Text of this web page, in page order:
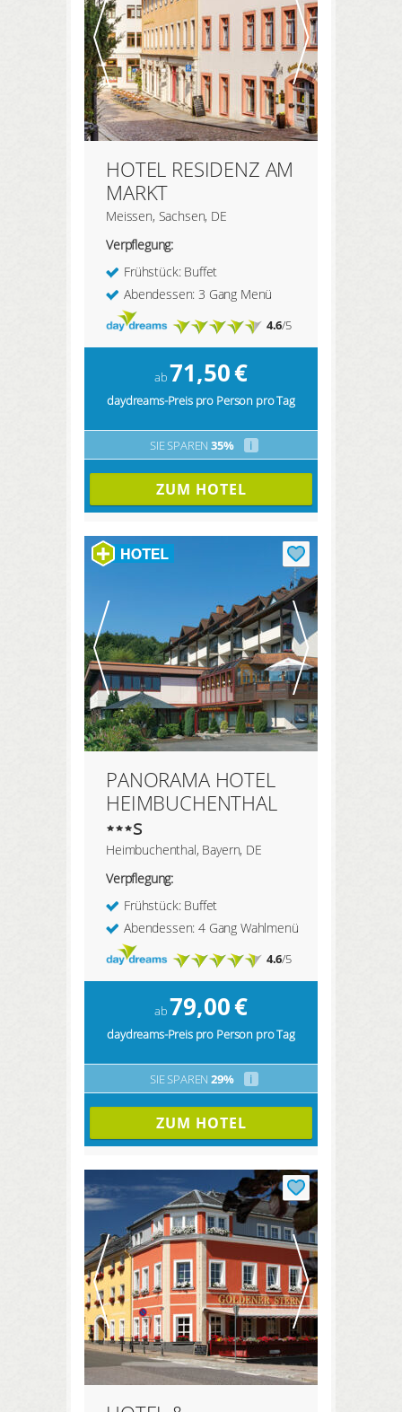
HOTEL RESIDENZ AM
MARKT
Meissen, Sachsen, DE
Verpflegung:
Frühstück: Buffet
Abendessen: 3 Gang Menü
4.6/5
ab71,50€
daydreams-Preis pro Person pro Tag
SIE SPAREN 35% i
ZUM HOTEL
PANORAMA HOTEL
HEIMBUCHENTHAL
s
Heimbuchenthal, Bayern, DE
Verpflegung:
Frühstück: Buffet
Abendessen: 4 Gang Wahlmenü
4.6/5
ab79,00€
daydreams-Preis pro Person pro Tag
SIE SPAREN 29% i
ZUM HOTEL